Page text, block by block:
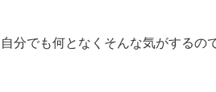
自分でも何となくそんな気がするの